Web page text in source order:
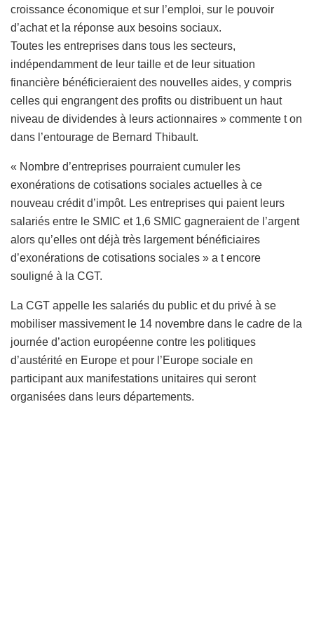
croissance économique et sur l’emploi, sur le pouvoir
d’achat et la réponse aux besoins sociaux.
Toutes les entreprises dans tous les secteurs,
indépendamment de leur taille et de leur situation
financière bénéficieraient des nouvelles aides, y compris
celles qui engrangent des profits ou distribuent un haut
niveau de dividendes à leurs actionnaires » commente t on
dans l’entourage de Bernard Thibault.
« Nombre d’entreprises pourraient cumuler les
exonérations de cotisations sociales actuelles à ce
nouveau crédit d’impôt. Les entreprises qui paient leurs
salariés entre le SMIC et 1,6 SMIC gagneraient de l’argent
alors qu’elles ont déjà très largement bénéficiaires
d’exonérations de cotisations sociales » a t encore
souligné à la CGT.
La CGT appelle les salariés du public et du privé à se
mobiliser massivement le 14 novembre dans le cadre de la
journée d’action européenne contre les politiques
d’austérité en Europe et pour l’Europe sociale en
participant aux manifestations unitaires qui seront
organisées dans leurs départements.